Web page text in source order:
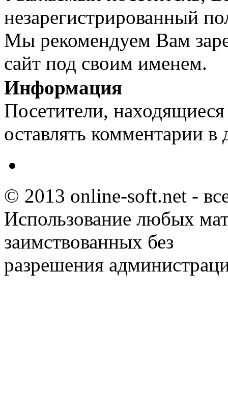
незарегистрированный
Мы рекомендуем Вам
сайт под своим именем.
Информация
Посетители,
оставлять комментарии в
© 2013 online-soft.net -
Использование любых
заимствованных без
разрешения